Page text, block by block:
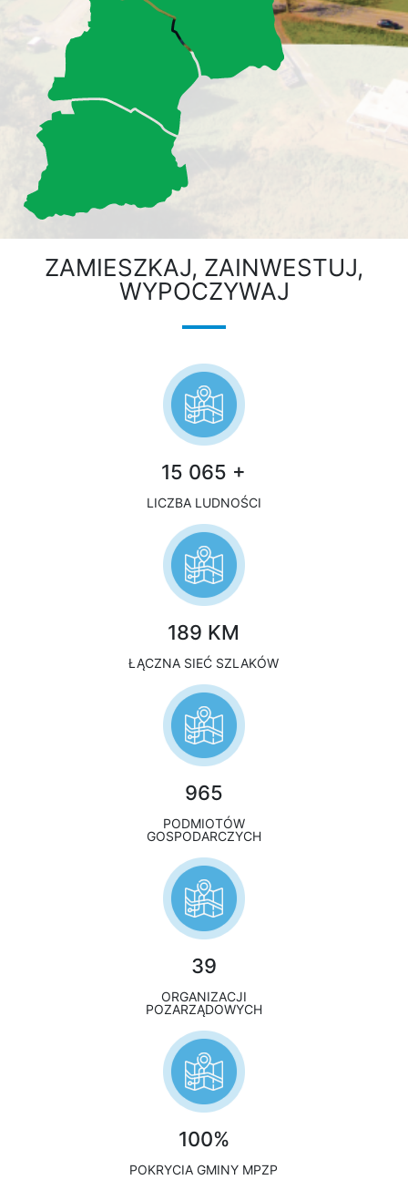
ZAMIESZKAJ, ZAINWESTUJ,
WYPOCZYWAJ
15 065 +
LICZBA LUDNOŚCI
189 KM
ŁĄCZNA SIEĆ SZLAKÓW
965
PODMIOTÓW
GOSPODARCZYCH
39
ORGANIZACJI
POZARZĄDOWYCH
100%
POKRYCIA GMINY MPZP